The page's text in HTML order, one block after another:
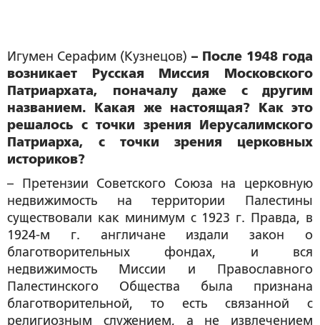
Игумен Серафим (Кузнецов) – После 1948 года
возникает Русская Миссия Московского
Патриархата, поначалу даже с другим
названием. Какая же настоящая? Как это
решалось с точки зрения Иерусалимского
Патриарха, с точки зрения церковных
историков?
– Претензии Советского Союза на церковную
недвижимость на территории Палестины
существовали как минимум с 1923 г. Правда, в
1924-м г. англичане издали закон о
благотворительных фондах, и вся
недвижимость Миссии и Православного
Палестинского Общества была признана
благотворительной, то есть связанной с
религиозным служением, а не извлечением